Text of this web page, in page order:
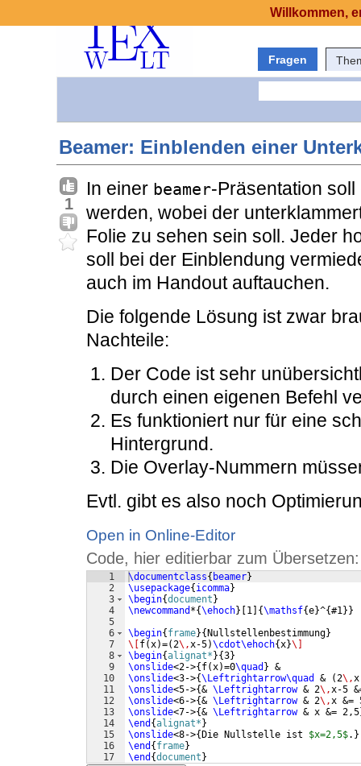
Fragen
Beamer: Einblenden einer
1
In einer beamer-Präsentation
werden, wobei der
Folie zu sehen sein soll. Jeder
soll bei der Einblendung
auch im Handout auftauchen.
Die folgende Lösung ist zwar
Nachteile:
Der Code ist sehr
durch einen eigenen Befehl
Es funktioniert nur für eine
Hintergrund.
Die Overlay-Nummern
Evtl. gibt es also noch
Open in Online-Editor
Code, hier editierbar zum Übersetzen:
1
2
3
4
5
6
7
8
9
10
11
12
13
14
15
16
17
\documentclass{ beamer}
\usepackage{ icomma}
\begin{document }
\newcommand *{\ehoch} 1 {\mathsf{e}^{#1}}
\begin{ frame}{ Nullstellenbestimmung}
\[ f(x)=(2\,x-5)\cdot\ehoch{x}\]
\begin{alignat* }{3}
\onslide<2->{ f(x)=0\quad } &
\onslide<3->{\Leftrightarrow\quad & (2\,
\onslide<5->{& \Leftrightarrow & 2\,x-5
\onslide<6->{& \Leftrightarrow & 2\,x &=
\onslide<7->{& \Leftrightarrow & x &= 2,5
\end {alignat* }
\onslide<8->{ Die Nullstelle ist $x=2,5$. }
\end { frame}
\end {document }
Willkommen,